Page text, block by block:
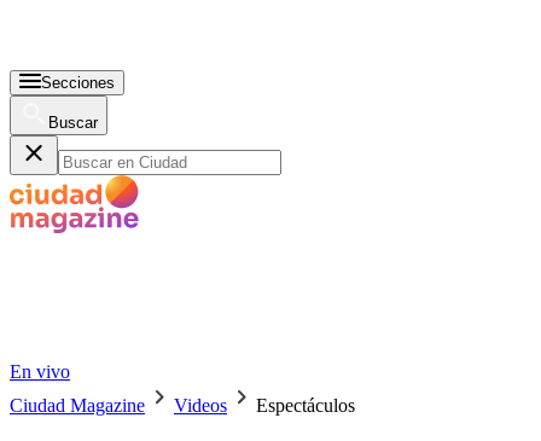
Secciones
Buscar
En vivo
Ciudad Magazine
Videos Espectáculos